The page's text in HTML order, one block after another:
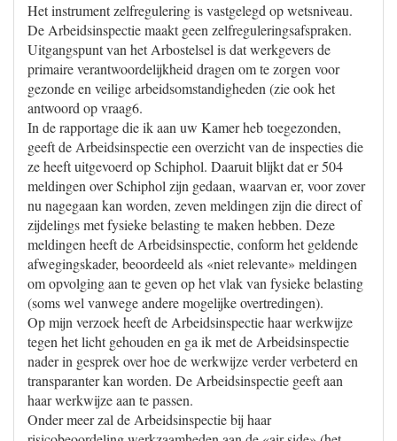
Het instrument zelfregulering is vastgelegd op wetsniveau.
De Arbeidsinspectie maakt geen zelfreguleringsafspraken.
Uitgangspunt van het Arbostelsel is dat werkgevers de
primaire verantwoordelijkheid dragen om te zorgen voor
gezonde en veilige arbeidsomstandigheden (zie ook het
antwoord op vraag6.
In de rapportage die ik aan uw Kamer heb toegezonden,
geeft de Arbeidsinspectie een overzicht van de inspecties die
ze heeft uitgevoerd op Schiphol. Daaruit blijkt dat er 504
meldingen over Schiphol zijn gedaan, waarvan er, voor zover
nu nagegaan kan worden, zeven meldingen zijn die direct of
zijdelings met fysieke belasting te maken hebben. Deze
meldingen heeft de Arbeidsinspectie, conform het geldende
afwegingskader, beoordeeld als «niet relevante» meldingen
om opvolging aan te geven op het vlak van fysieke belasting
(soms wel vanwege andere mogelijke overtredingen).
Op mijn verzoek heeft de Arbeidsinspectie haar werkwijze
tegen het licht gehouden en ga ik met de Arbeidsinspectie
nader in gesprek over hoe de werkwijze verder verbeterd en
transparanter kan worden. De Arbeidsinspectie geeft aan
haar werkwijze aan te passen.
Onder meer zal de Arbeidsinspectie bij haar